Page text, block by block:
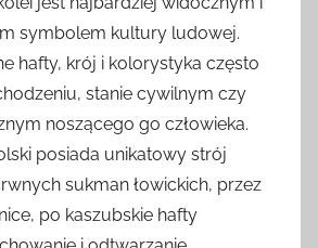
symbolem kultury ludowej.
hafty, krój i kolorystyka często
stanie cywilnym czy
noszącego go człowieka.
posiada unikatowy strój
sukman łowickich, przez
po kaszubskie hafty